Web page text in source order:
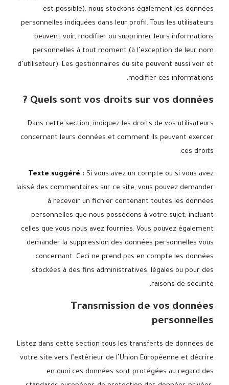
est possible), nous stockons également les données
personnelles indiquées dans leur profil. Tous les utilisateurs
peuvent voir, modifier ou supprimer leurs informations
personnelles à tout moment (à l’exception de leur nom
d’utilisateur). Les gestionnaires du site peuvent aussi voir et
modifier ces informations.
Quels sont vos droits sur vos données ?
Dans cette section, indiquez les droits de vos utilisateurs
concernant leurs données et comment ils peuvent exercer
ces droits.
Texte suggéré : Si vous avez un compte ou si vous avez
laissé des commentaires sur ce site, vous pouvez demander
à recevoir un fichier contenant toutes les données
personnelles que nous possédons à votre sujet, incluant
celles que vous nous avez fournies. Vous pouvez également
demander la suppression des données personnelles vous
concernant. Ceci ne prend pas en compte les données
stockées à des fins administratives, légales ou pour des
raisons de sécurité.
Transmission de vos données
personnelles
Listez dans cette section tous les transferts de données de
votre site vers l’extérieur de l’Union Européenne et décrire
en quoi ces données sont protégées au regard des